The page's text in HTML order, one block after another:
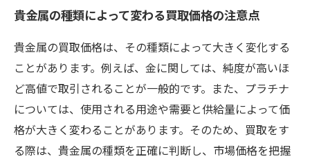
貴金属の種類によって変わる買取価格の注意点
貴金属の買取価格は、その種類によって大きく変化する
ことがあります。例えば、金に関しては、純度が高いほ
ど高値で取引されることが一般的です。また、プラチナ
については、使用される用途や需要と供給量によって価
格が大きく変わることがあります。そのため、買取をす
る際は、貴金属の種類を正確に判断し、市場価格を把握